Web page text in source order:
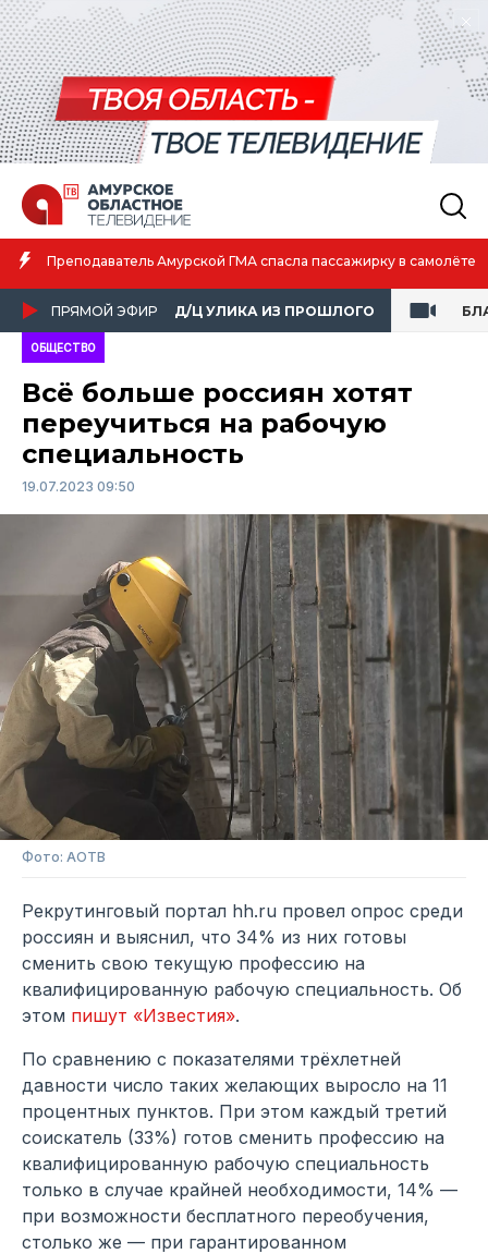
Амурская спортсменка выиграла первенство России по лёгкой
атлетике
ПРЯМОЙ ЭФИР Д/Ц УЛИКА ИЗ ПРОШЛОГО
ОБЩЕСТВО
Всё больше россиян хотят
переучиться на рабочую
специальность
19.07.2023 09:50
Фото: АОТВ
Рекрутинговый портал hh.ru провел опрос среди
россиян и выяснил, что 34% из них готовы
сменить свою текущую профессию на
квалифицированную рабочую специальность. Об
этом пишут «Известия».
По сравнению с показателями трёхлетней
давности число таких желающих выросло на 11
процентных пунктов. При этом каждый третий
соискатель (33%) готов сменить профессию на
квалифицированную рабочую специальность
только в случае крайней необходимости, 14% —
при возможности бесплатного переобучения,
столько же — при гарантированном